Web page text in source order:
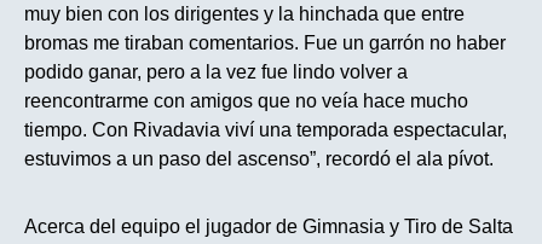
muy bien con los dirigentes y la hinchada que entre
bromas me tiraban comentarios. Fue un garrón no haber
podido ganar, pero a la vez fue lindo volver a
reencontrarme con amigos que no veía hace mucho
tiempo. Con Rivadavia viví una temporada espectacular,
estuvimos a un paso del ascenso”, recordó el ala pívot.
Acerca del equipo el jugador de Gimnasia y Tiro de Salta